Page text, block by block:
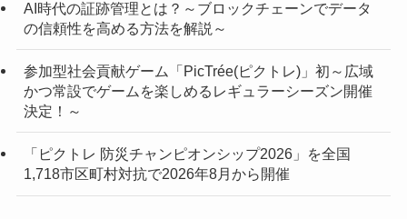
AI時代の証跡管理とは？～ブロックチェーンでデータ
の信頼性を高める方法を解説～
参加型社会貢献ゲーム「PicTrée(ピクトレ)」初～広域
かつ常設でゲームを楽しめるレギュラーシーズン開催
決定！～
「ピクトレ 防災チャンピオンシップ2026」を全国
1,718市区町村対抗で2026年8月から開催